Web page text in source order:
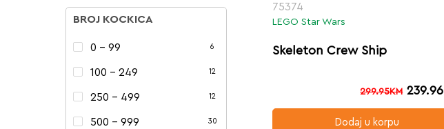
BROJ KOCKICA
0 - 99 6
100 - 249 12
250 - 499 12
500 - 999 30
75374
LEGO Star Wars
Skeleton Crew Ship
299.95KM 239.96
Dodaj u korpu